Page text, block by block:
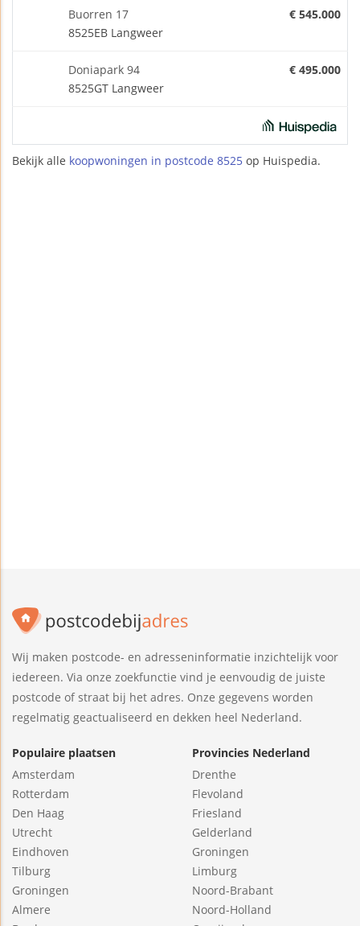
Buorren 17
8525EB Langweer
€ 545.000
Doniapark 94
8525GT Langweer
€ 495.000
Bekijk alle koopwoningen in postcode 8525 op Huispedia.
Wij maken postcode- en adresseninformatie inzichtelijk voor
iedereen. Via onze zoekfunctie vind je eenvoudig de juiste
postcode of straat bij het adres. Onze gegevens worden
regelmatig geactualiseerd en dekken heel Nederland.
Populaire plaatsen
Amsterdam
Rotterdam
Den Haag
Utrecht
Eindhoven
Tilburg
Groningen
Almere
Provincies Nederland
Drenthe
Flevoland
Friesland
Gelderland
Groningen
Limburg
Noord-Brabant
Noord-Holland